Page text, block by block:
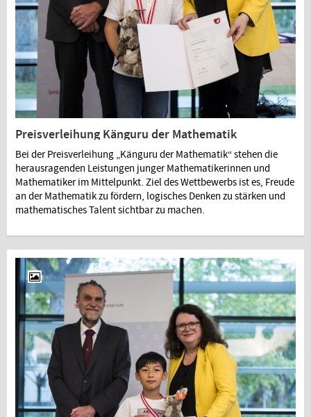
Preisverleihung Känguru der Mathematik
Bei der Preisverleihung „Känguru der Mathematik“ stehen die
herausragenden Leistungen junger Mathematikerinnen und
Mathematiker im Mittelpunkt. Ziel des Wettbewerbs ist es, Freude
an der Mathematik zu fördern, logisches Denken zu stärken und
mathematisches Talent sichtbar zu machen.